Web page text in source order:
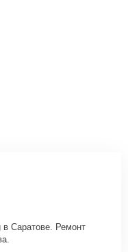
Саратове. Ремонт